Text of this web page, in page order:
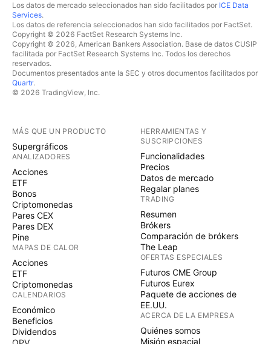
Los datos de mercado seleccionados han sido facilitados por ICE Data
Services.
Los datos de referencia seleccionados han sido facilitados por FactSet.
Copyright © 2026 FactSet Research Systems Inc.
Copyright © 2026, American Bankers Association. Base de datos CUSIP
facilitada por FactSet Research Systems Inc. Todos los derechos
reservados.
Documentos presentados ante la SEC y otros documentos facilitados por
Quartr.
© 2026 TradingView, Inc.
MÁS QUE UN PRODUCTO
Supergráficos
ANALIZADORES
Acciones
ETF
Bonos
Criptomonedas
Pares CEX
Pares DEX
Pine
MAPAS DE CALOR
Acciones
ETF
Criptomonedas
CALENDARIOS
Económico
Beneficios
Dividendos
HERRAMIENTAS Y
SUSCRIPCIONES
Funcionalidades
Precios
Datos de mercado
Regalar planes
TRADING
Resumen
Brókers
Comparación de brókers
The Leap
OFERTAS ESPECIALES
Futuros CME Group
Futuros Eurex
Paquete de acciones de
EE.UU.
ACERCA DE LA EMPRESA
Quiénes somos
Misión espacial